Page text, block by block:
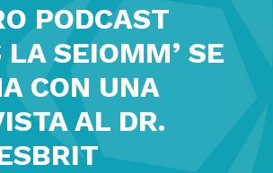
PODCAST
LA SEIOMM’ SE
CON UNA
AL DR.